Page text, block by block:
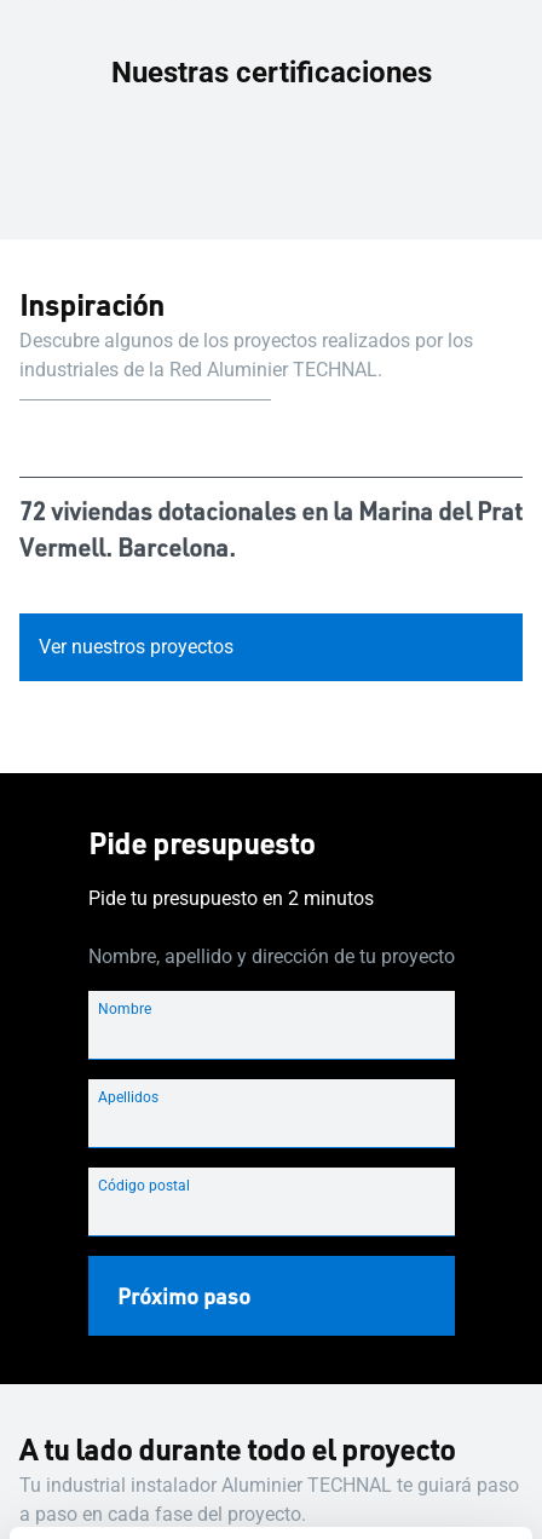
Nuestras certificaciones
Inspiración
Descubre algunos de los proyectos realizados por los
industriales de la Red Aluminier TECHNAL.
72 viviendas dotacionales en la Marina del Prat
Vermell. Barcelona.
Ver nuestros proyectos
Pide presupuesto
Pide tu presupuesto en 2 minutos
Nombre, apellido y dirección de tu proyecto
Nombre
Apellidos
Código postal
Próximo paso
A tu lado durante todo el proyecto
Tu industrial instalador Aluminier TECHNAL te guiará paso
a paso en cada fase del proyecto.